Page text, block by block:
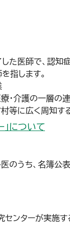
した医師で、
指します。
・介護の一層の
村等に広く周知
」について
のうち、名簿公
ンターが実施